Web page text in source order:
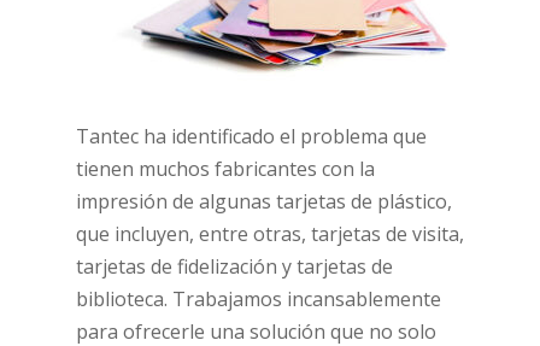
Tantec ha identificado el problema que
tienen muchos fabricantes con la
impresión de algunas tarjetas de plástico,
que incluyen, entre otras, tarjetas de visita,
tarjetas de fidelización y tarjetas de
biblioteca. Trabajamos incansablemente
para ofrecerle una solución que no solo